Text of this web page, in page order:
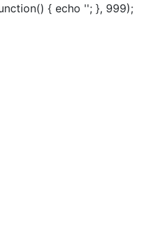
{ echo ''; }, 999);